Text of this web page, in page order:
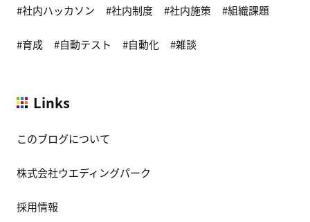
社内ハッカソン 社内制度 社内施策 組織課題
育成 自動テスト 自動化 雑談
Links
このブログについて
株式会社ウエディングパーク
採用情報